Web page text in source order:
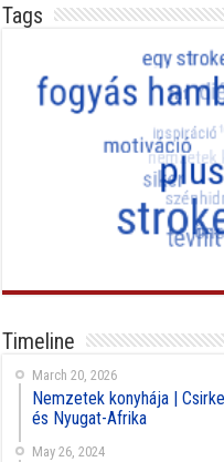
Tags
Timeline
March 20, 2026
Nemzetek konyhája |
és Nyugat-Afrika
May 26, 2024